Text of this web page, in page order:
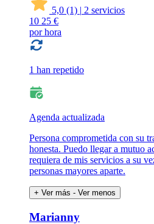
5,0 (1) | 2 servicios
10 25 €
por hora
1 han repetido
Agenda actualizada
Persona comprometida con su
honesta. Puedo llegar a mutuo
requiera de mis servicios a su
personas mayores aparte.
+ Ver más - Ver menos
Marianny